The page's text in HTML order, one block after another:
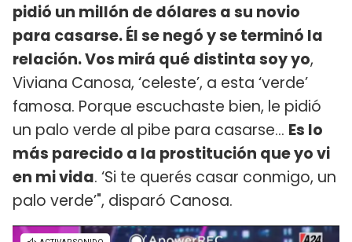
pidió un millón de dólares a su novio
para casarse. Él se negó y se terminó la
relación. Vos mirá qué distinta soy yo,
Viviana Canosa, ‘celeste’, a esta ‘verde’
famosa. Porque escuchaste bien, le pidió
un palo verde al pibe para casarse... Es lo
más parecido a la prostitución que yo vi
en mi vida. ‘Si te querés casar conmigo, un
palo verde’", disparó Canosa.